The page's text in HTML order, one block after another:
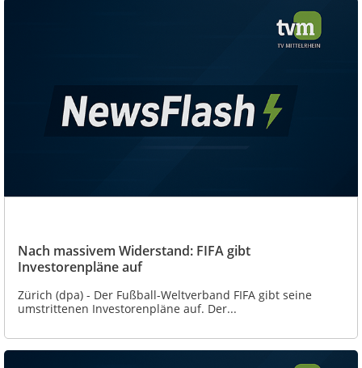
Nach massivem Widerstand: FIFA gibt
Investorenpläne auf
Zürich (dpa) - Der Fußball-Weltverband FIFA gibt seine
umstrittenen Investorenpläne auf. Der...